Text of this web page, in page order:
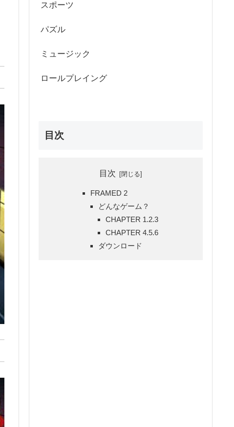
スポーツ
パズル
ミュージック
ロールプレイング
目次
目次
FRAMED 2
どんなゲーム？
CHAPTER 1.2.3
CHAPTER 4.5.6
ダウンロード